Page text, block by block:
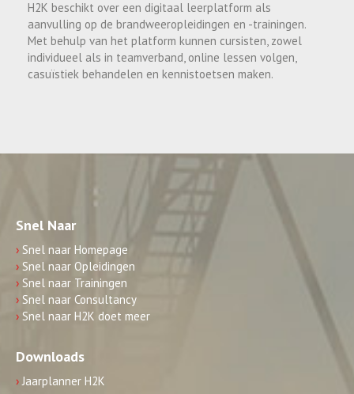
H2K beschikt over een digitaal leerplatform als
aanvulling op de brandweeropleidingen en -trainingen.
Met behulp van het platform kunnen cursisten, zowel
individueel als in teamverband, online lessen volgen,
casuïstiek behandelen en kennistoetsen maken.
Snel Naar
› Snel naar Homepage
› Snel naar Opleidingen
› Snel naar Trainingen
› Snel naar Consultancy
› Snel naar H2K doet meer
Downloads
› Jaarplanner H2K